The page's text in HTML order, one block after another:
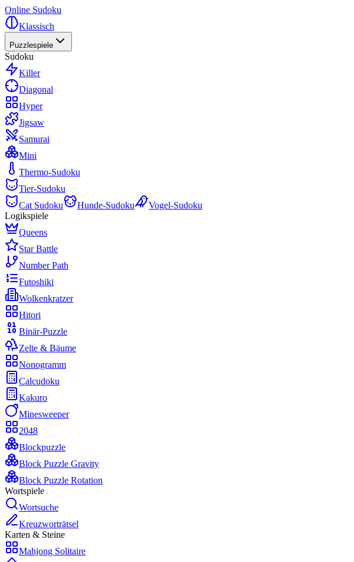
Online Sudoku
Klassisch
Puzzlespiele
Sudoku
Killer
Diagonal
Hyper
Jigsaw
Samurai
Mini
Thermo-Sudoku
Tier-Sudoku
Cat Sudoku
Hunde-Sudoku
Vogel-Sudoku
Logikspiele
Queens
Star Battle
Number Path
Futoshiki
Wolkenkratzer
Hitori
Binär-Puzzle
Zelte & Bäume
Nonogramm
Calcudoku
Kakuro
Minesweeper
2048
Blockpuzzle
Block Puzzle Gravity
Block Puzzle Rotation
Wortspiele
Wortsuche
Kreuzworträtsel
Karten & Steine
Mahjong Solitaire